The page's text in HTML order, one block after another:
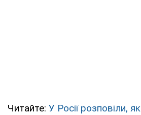
Читайте: У Росії розповіли, як